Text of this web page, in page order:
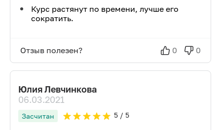
Курс растянут по времени, лучше его
сократить.
Отзыв полезен? 0 0
Юлия Левчинкова
06.03.2021
Засчитан 5/ 5